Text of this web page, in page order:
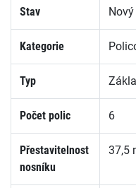
Stav Nový
Kategorie
Typ
Počet polic 6
Přestavitelnost
nosníku
37,5